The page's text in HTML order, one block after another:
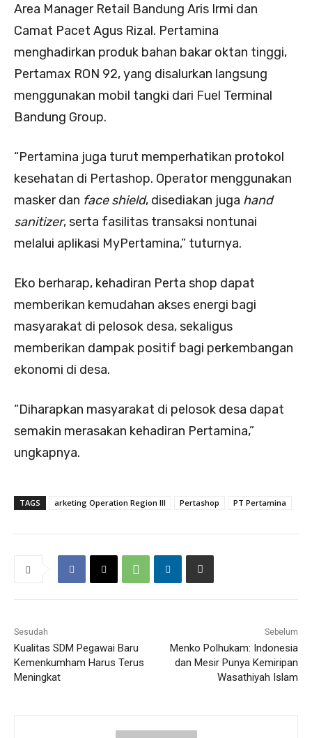
Area Manager Retail Bandung Aris Irmi dan
Camat Pacet Agus Rizal. Pertamina
menghadirkan produk bahan bakar oktan tinggi,
Pertamax RON 92, yang disalurkan langsung
menggunakan mobil tangki dari Fuel Terminal
Bandung Group.
“Pertamina juga turut memperhatikan protokol
kesehatan di Pertashop. Operator menggunakan
masker dan face shield, disediakan juga hand
sanitizer, serta fasilitas transaksi nontunai
melalui aplikasi MyPertamina,” tuturnya.
Eko berharap, kehadiran Perta shop dapat
memberikan kemudahan akses energi bagi
masyarakat di pelosok desa, sekaligus
memberikan dampak positif bagi perkembangan
ekonomi di desa.
“Diharapkan masyarakat di pelosok desa dapat
semakin merasakan kehadiran Pertamina,”
ungkapnya.
TAGS arketing Operation Region III Pertashop PT Pertamina
Sesudah
Kualitas SDM Pegawai Baru
Kemenkumham Harus Terus
Meningkat
Sebelum
Menko Polhukam: Indonesia
dan Mesir Punya Kemiripan
Wasathiyah Islam